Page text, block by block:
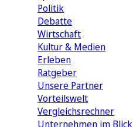
Politik
Debatte
Wirtschaft
Kultur & Medien
Erleben
Ratgeber
Unsere Partner
Vorteilswelt
Vergleichsrechner
Unternehmen im Blick